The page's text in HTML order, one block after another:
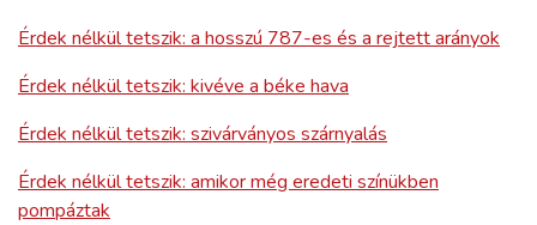
Érdek nélkül tetszik: a hosszú 787-es és a rejtett arányok
Érdek nélkül tetszik: kivéve a béke hava
Érdek nélkül tetszik: szivárványos szárnyalás
Érdek nélkül tetszik: amikor még eredeti színükben
pompáztak